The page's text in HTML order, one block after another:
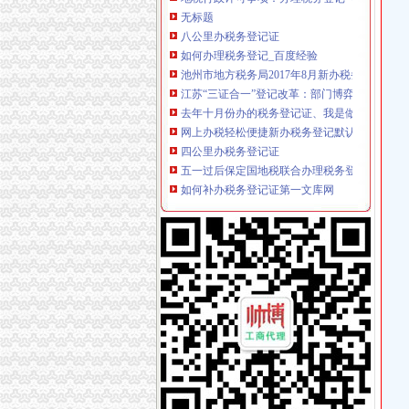
八公里办税务登记证
如何办理税务登记_百度经验
池州市地方税务局2017年8月新办税务登记清册
江苏“三证合一”登记改革：部门博弈银行不认-
去年十月份办的税务登记证、我是做服装的。
网上办税轻松便捷新办税务登记默认开通电子
四公里办税务登记证
五一过后保定国地税联合办理税务登记未实现_
如何补办税务登记证第一文库网
新办税务登记一天就可以拿到黄浦推优化服务
开封地税局简政放权办张“三证联办”税务登记证
朝区税务登记证丢了还可以办注销公司吗海淀公
上新街办税务登记证
广州市工商登记代理,办理税务登记证,税务一条
义乌个体工商户办理税务登记证需要哪些资料,-
中国税务网
内资企业及外商投资企业税务登记证办理材料大
徐州地税办理税务登记业务启用识别系统-搜狐
南岸周边办税务登记证
【天津河西周边税务登记|税务登记证办理|代理
西湖区送水站滨江一桥农夫山泉娃哈哈专卖点-